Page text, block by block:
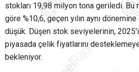
stokları 19,98 milyon tona geriledi. Bu
göre %10,6, geçen yılın aynı
düşük. Düşen stok seviyelerinin,
piyasada çelik fiyatlarını
bekleniyor.